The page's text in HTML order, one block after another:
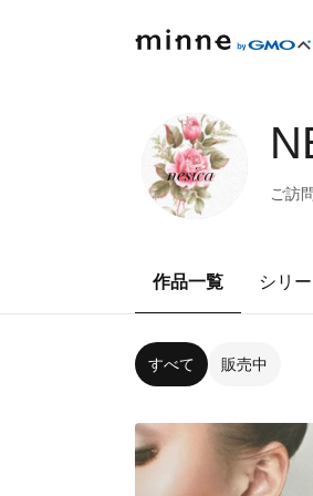
ご訪
作品一覧 シリ
すべて 販売中